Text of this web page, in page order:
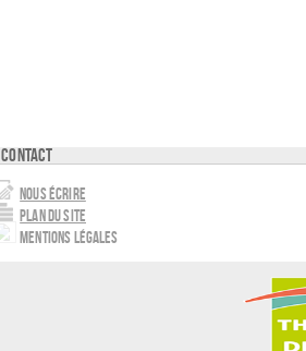
Contact
Nous écrire
Plan du site
Mentions légales